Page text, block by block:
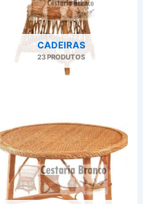
CADEIRAS
23 PRODUTOS